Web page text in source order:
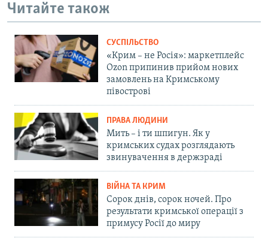
Читайте також
СУСПІЛЬСТВО
«Крим – не Росія»: маркетплейс
Ozon припинив прийом нових
замовлень на Кримському
півострові
ПРАВА ЛЮДИНИ
Мить – і ти шпигун. Як у
кримських судах розглядають
звинувачення в держзраді
ВІЙНА ТА КРИМ
Сорок днів, сорок ночей. Про
результати кримської операції з
примусу Росії до миру